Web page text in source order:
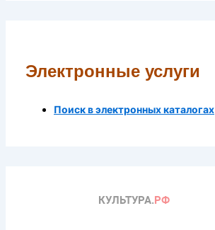
Электронные услуги
Поиск в электронных каталогах